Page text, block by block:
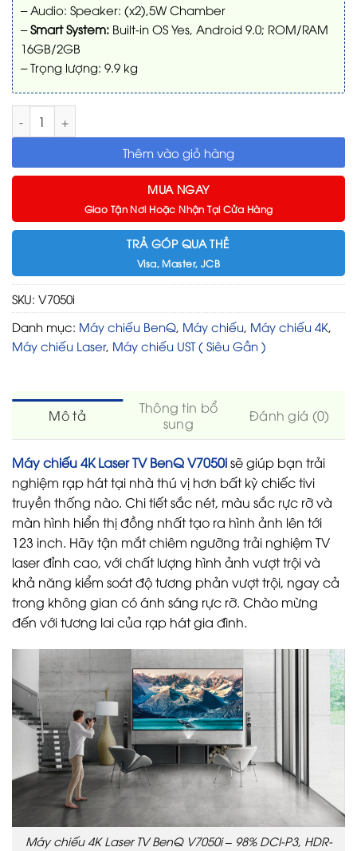
– Audio: Speaker: (x2),5W Chamber
–Smart System: Built-in OS Yes, Android 9.0; ROM/RAM
16GB/2GB
– Trọng lượng: 9.9 kg
Máy chiếu 4K Laser TV BenQ V7050i số lượng
Thêm vào giỏ hàng
MUA NGAY
Giao Tận Nơi Hoặc Nhận Tại Cửa Hàng
TRẢ GÓP QUA THẺ
Visa, Master, JCB
SKU: V7050i
Danh mục: Máy chiếu BenQ Máy chiếu Máy chiếu 4K
Máy chiếu Laser, Máy chiếu UST ( Siêu Gần )
Mô tả
Thông tin bổ
sung
Đánh giá (0)
Máy chiếu 4K Laser TV BenQ V7050isẽ giúp bạn trải
nghiệm rạp hát tại nhà thú vị hơn bất kỳ chiếc tivi
truyền thống nào. Chi tiết sắc nét, màu sắc rực rỡ và
màn hình hiển thị đồng nhất tạo ra hình ảnh lên tới
123 inch. Hãy tận mắt chiêm ngưỡng trải nghiệm TV
laser đỉnh cao, với chất lượng hình ảnh vượt trội và
khả năng kiểm soát độ tương phản vượt trội, ngay cả
trong không gian có ánh sáng rực rỡ. Chào mừng
đến với tương lai của rạp hát gia đình.
Máy chiếu 4K Laser TV BenQ V7050i – 98% DCI-P3, HDR-